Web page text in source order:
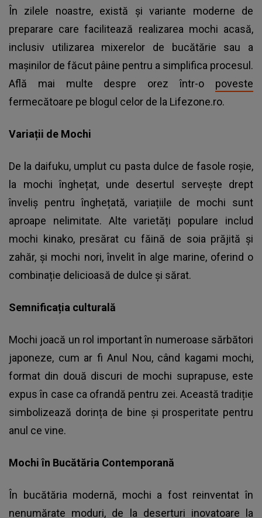
În zilele noastre, există și variante moderne de
preparare care facilitează realizarea mochi acasă,
inclusiv utilizarea mixerelor de bucătărie sau a
mașinilor de făcut pâine pentru a simplifica procesul.
Află mai multe despre orez într-o poveste
fermecătoare pe blogul celor de la Lifezone.ro.
Variații de Mochi
De la daifuku, umplut cu pasta dulce de fasole roșie,
la mochi înghețat, unde desertul servește drept
înveliș pentru înghețată, variațiile de mochi sunt
aproape nelimitate. Alte varietăți populare includ
mochi kinako, presărat cu făină de soia prăjită și
zahăr, și mochi nori, învelit în alge marine, oferind o
combinație delicioasă de dulce și sărat.
Semnificația culturală
Mochi joacă un rol important în numeroase sărbători
japoneze, cum ar fi Anul Nou, când kagami mochi,
format din două discuri de mochi suprapuse, este
expus în case ca ofrandă pentru zei. Această tradiție
simbolizează dorința de bine și prosperitate pentru
anul ce vine.
Mochi în Bucătăria Contemporană
În bucătăria modernă, mochi a fost reinventat în
nenumărate moduri, de la deserturi inovatoare la